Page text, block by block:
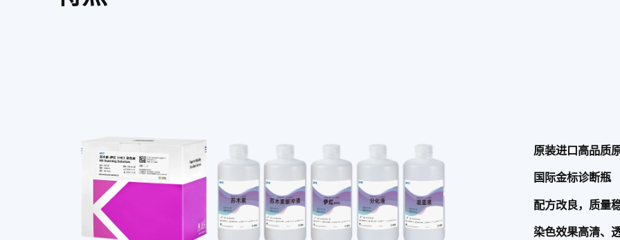
原装进口高品质
国际金标诊断瓶
配方改良，质量
染色效果高清、